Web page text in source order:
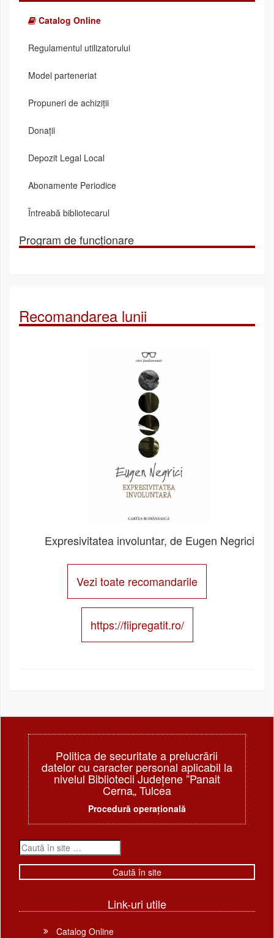
Catalog Online
Regulamentul utilizatorului
Model parteneriat
Propuneri de achiziții
Donații
Depozit Legal Local
Abonamente Periodice
Întreabă bibliotecarul
Program de funcționare
Recomandarea lunii
Expresivitatea involuntar, de Eugen Negrici
Vezi toate recomandarile
https://fiipregatit.ro/
Politica de securitate a prelucrării
datelor cu caracter personal aplicabil la
nivelul Bibliotecii Judeţene ”Panait
Cerna„ Tulcea
Procedură operațională
Link-uri utile
Catalog Online